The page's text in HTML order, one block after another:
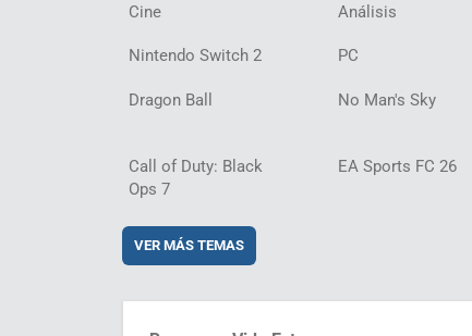
Cine Análisis
Nintendo Switch 2 PC
Dragon Ball No Man's Sky
Call of Duty: Black
Ops 7
EA Sports FC 26
VER MÁS TEMAS